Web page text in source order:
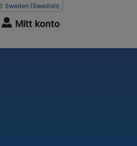
Sweden (Swedish)
Mitt konto